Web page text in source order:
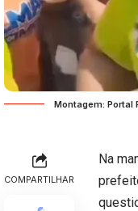
Montagem: Portal
COMPARTILHAR
Na